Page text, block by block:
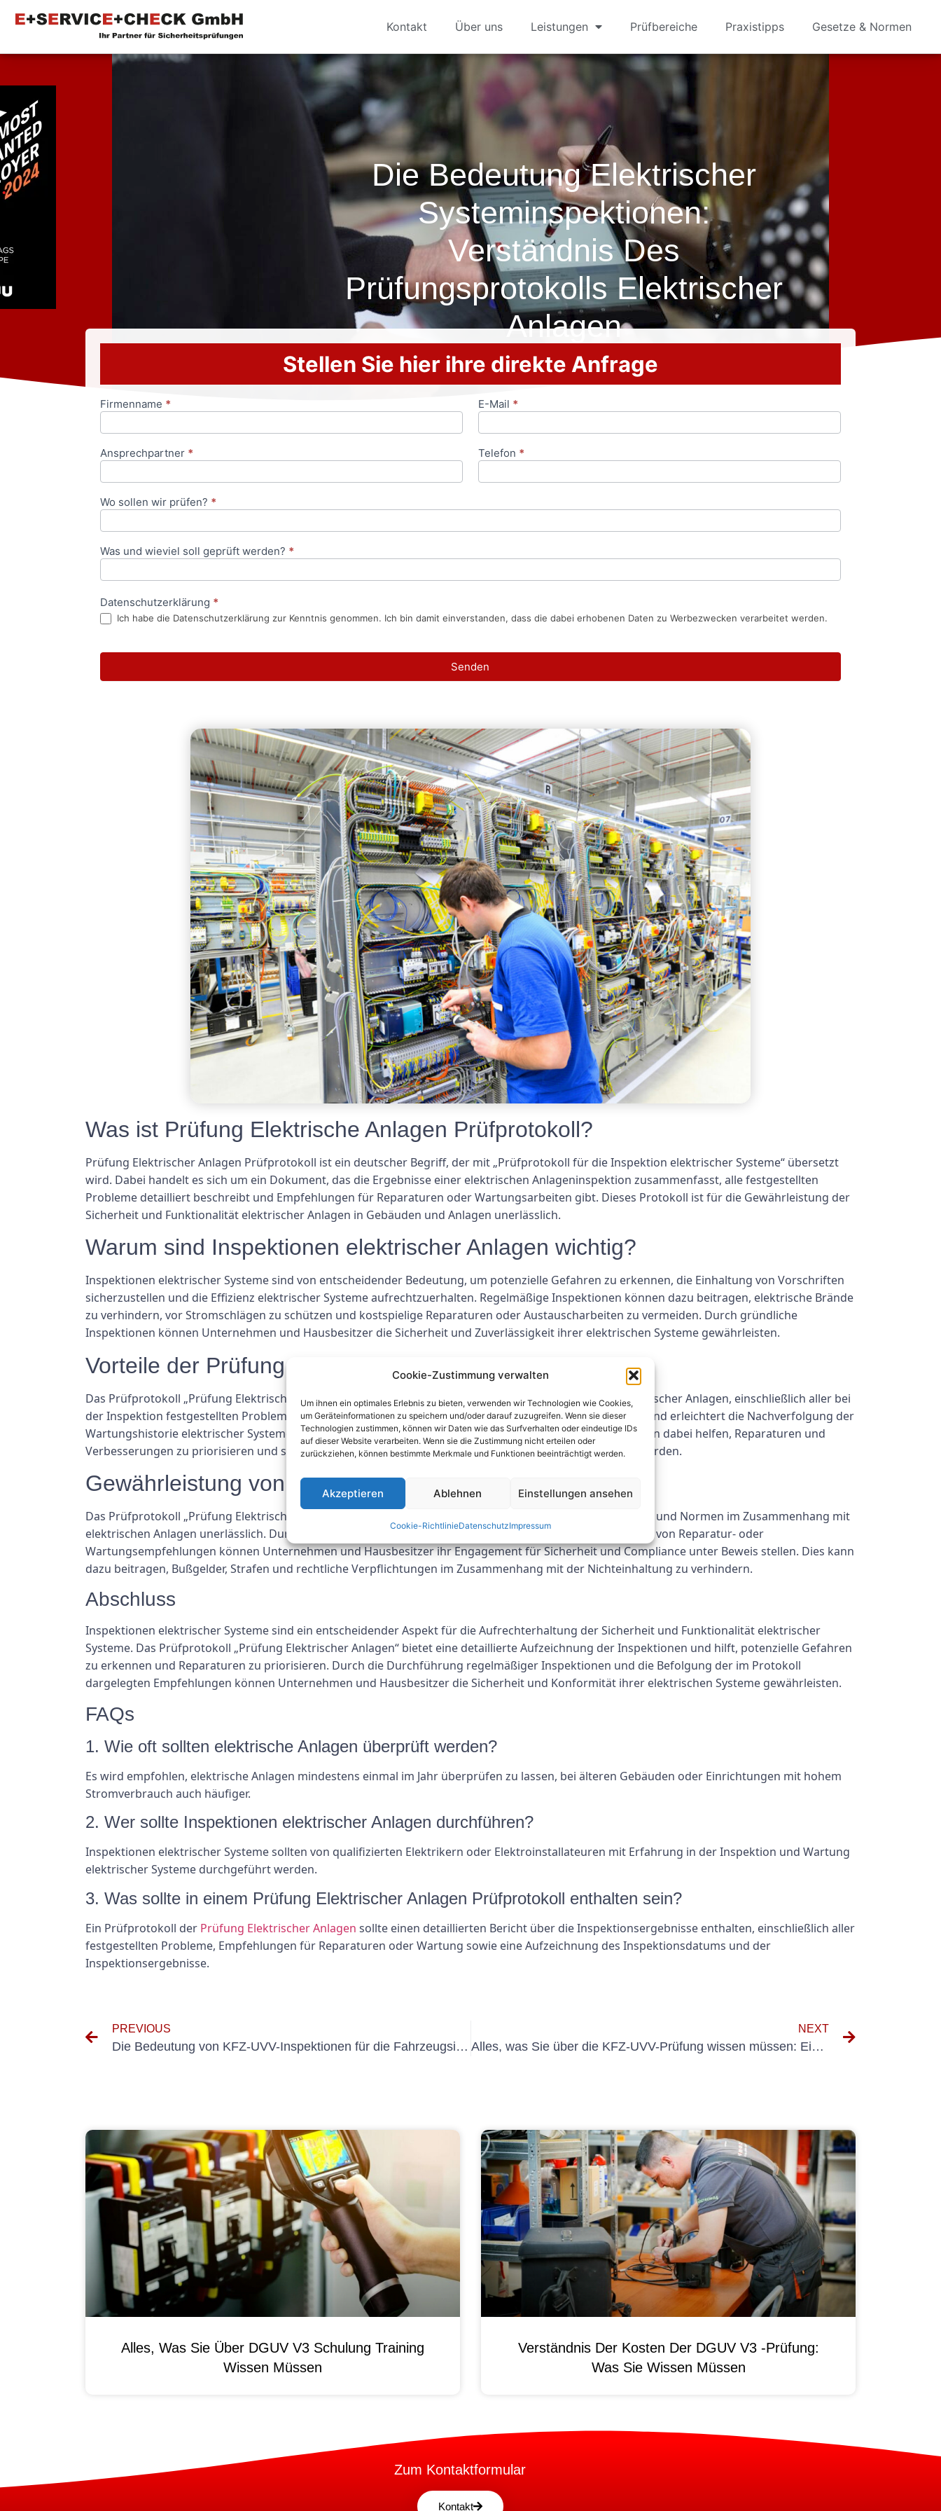
Cookie-Zustimmung verwalten
Um ihnen ein optimales Erlebnis zu bieten, verwenden wir Technologien wie Cookies,
um Geräteinformationen zu speichern und/oder darauf zuzugreifen. Wenn sie dieser
Technologien zustimmen, können wir Daten wie das Surfverhalten oder eindeutige IDs
auf dieser Website verarbeiten. Wenn sie die Zustimmung nicht erteilen oder
zurückziehen, können bestimmte Merkmale und Funktionen beeinträchtigt werden.
Akzeptieren Ablehnen Einstellungen ansehen
Cookie-RichtlinieDatenschutzImpressum
Kontakt Über uns Leistungen Prüfbereiche Praxistipps Gesetze & Normen
Die Bedeutung Elektrischer
Systeminspektionen:
Verständnis Des
Prüfungsprotokolls Elektrischer
Anlagen
Stellen Sie hier ihre direkte Anfrage
Anfrageformular
Firmenname * E-Mail *
Ansprechpartner * Telefon *
Wo sollen wir prüfen? *
Was und wieviel soll geprüft werden? *
Datenschutzerklärung *
Ich habe die Datenschutzerklärung zur Kenntnis genommen. Ich bin damit einverstanden, dass die dabei erhobenen Daten zu Werbezwecken verarbeitet werden.
Senden
Was ist Prüfung Elektrische Anlagen Prüfprotokoll?
Prüfung Elektrischer Anlagen Prüfprotokoll ist ein deutscher Begriff, der mit „Prüfprotokoll für die Inspektion elektrischer Systeme“ übersetzt
wird. Dabei handelt es sich um ein Dokument, das die Ergebnisse einer elektrischen Anlageninspektion zusammenfasst, alle festgestellten
Probleme detailliert beschreibt und Empfehlungen für Reparaturen oder Wartungsarbeiten gibt. Dieses Protokoll ist für die Gewährleistung der
Sicherheit und Funktionalität elektrischer Anlagen in Gebäuden und Anlagen unerlässlich.
Warum sind Inspektionen elektrischer Anlagen wichtig?
Inspektionen elektrischer Systeme sind von entscheidender Bedeutung, um potenzielle Gefahren zu erkennen, die Einhaltung von Vorschriften
sicherzustellen und die Effizienz elektrischer Systeme aufrechtzuerhalten. Regelmäßige Inspektionen können dazu beitragen, elektrische Brände
zu verhindern, vor Stromschlägen zu schützen und kostspielige Reparaturen oder Austauscharbeiten zu vermeiden. Durch gründliche
Inspektionen können Unternehmen und Hausbesitzer die Sicherheit und Zuverlässigkeit ihrer elektrischen Systeme gewährleisten.
Vorteile der Prüfung Elektrischer Anlagen Prüfprotokoll
Das Prüfprotokoll „Prüfung Elektrischer Anlagen“ bietet eine detaillierte Aufzeichnung des Zustands elektrischer Anlagen, einschließlich aller bei
der Inspektion festgestellten Probleme. Dieses Dokument dient als Referenz für zukünftige Inspektionen und erleichtert die Nachverfolgung der
Wartungshistorie elektrischer Systeme. Darüber hinaus können die im Protokoll dargelegten Empfehlungen dabei helfen, Reparaturen und
Verbesserungen zu priorisieren und sicherzustellen, dass potenzielle Gefahren umgehend angegangen werden.
Gewährleistung von Compliance und Sicherheit
Das Prüfprotokoll „Prüfung Elektrischer Anlagen“ ist für die Sicherstellung der Einhaltung von Vorschriften und Normen im Zusammenhang mit
elektrischen Anlagen unerlässlich. Durch die Dokumentation der Inspektionsergebnisse und die Befolgung von Reparatur- oder
Wartungsempfehlungen können Unternehmen und Hausbesitzer ihr Engagement für Sicherheit und Compliance unter Beweis stellen. Dies kann
dazu beitragen, Bußgelder, Strafen und rechtliche Verpflichtungen im Zusammenhang mit der Nichteinhaltung zu verhindern.
Abschluss
Inspektionen elektrischer Systeme sind ein entscheidender Aspekt für die Aufrechterhaltung der Sicherheit und Funktionalität elektrischer
Systeme. Das Prüfprotokoll „Prüfung Elektrischer Anlagen“ bietet eine detaillierte Aufzeichnung der Inspektionen und hilft, potenzielle Gefahren
zu erkennen und Reparaturen zu priorisieren. Durch die Durchführung regelmäßiger Inspektionen und die Befolgung der im Protokoll
dargelegten Empfehlungen können Unternehmen und Hausbesitzer die Sicherheit und Konformität ihrer elektrischen Systeme gewährleisten.
FAQs
1. Wie oft sollten elektrische Anlagen überprüft werden?
Es wird empfohlen, elektrische Anlagen mindestens einmal im Jahr überprüfen zu lassen, bei älteren Gebäuden oder Einrichtungen mit hohem
Stromverbrauch auch häufiger.
2. Wer sollte Inspektionen elektrischer Anlagen durchführen?
Inspektionen elektrischer Systeme sollten von qualifizierten Elektrikern oder Elektroinstallateuren mit Erfahrung in der Inspektion und Wartung
elektrischer Systeme durchgeführt werden.
3. Was sollte in einem Prüfung Elektrischer Anlagen Prüfprotokoll enthalten sein?
Ein Prüfprotokoll der Prüfung Elektrischer Anlagen sollte einen detaillierten Bericht über die Inspektionsergebnisse enthalten, einschließlich aller
festgestellten Probleme, Empfehlungen für Reparaturen oder Wartung sowie eine Aufzeichnung des Inspektionsdatums und der
Inspektionsergebnisse.
PREVIOUS
Die Bedeutung von KFZ-UVV-Inspektionen für die Fahrzeugsicherheit verstehen
NEXT
Alles, was Sie über die KFZ-UVV-Prüfung wissen müssen: Ein umfassender Leitfaden
Alles, Was Sie Über DGUV V3 Schulung Training
Wissen Müssen
Verständnis Der Kosten Der DGUV V3 -Prüfung:
Was Sie Wissen Müssen
Zum Kontaktformular
Kontakt